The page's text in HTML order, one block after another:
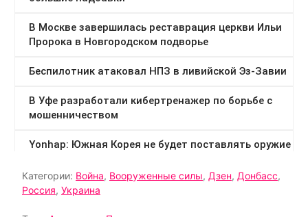
Категории: Война, Вооруженные силы, Дзен, Донбасс,
Россия, Украина